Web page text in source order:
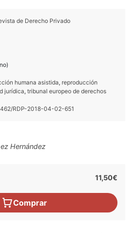
de Derecho Privado
humana asistida, reproducción
jurídica, tribunal europeo de derechos
RDP-2018-04-02-651
Hernández
11,50€
Comprar